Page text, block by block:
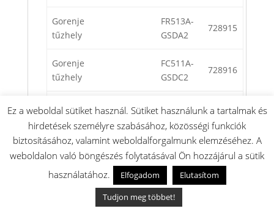
Gorenje
tűzhely
FR513A-
GSDA2
728915
Gorenje
tűzhely
FC511A-
GSDC2
728916
Gorenje
tűzhely
LV51TG0V
FC511A-
ISDA2
728960
Gorenje
tűzhely
LV51TG1V
FC511A-
ISDA2
728961
LK51TG0V
FR511A-
GSDA2
Ez a weboldal sütiket használ. Sütiket használunk a tartalmak és
hirdetések személyre szabásához, közösségi funkciók
biztosításához, valamint weboldalforgalmunk elemzéséhez. A
weboldalon való böngészés folytatásával Ön hozzájárul a sütik
használatához.
Elfogadom
Elutasítom
Tudjon meg többet!